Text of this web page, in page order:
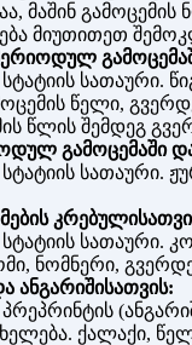
მაშინ
მიუთითეთ
სათაური.
წელი,
წლის შემდეგ
გამოცემაში
სტატიის სათაური.
სათაური.
ნომნერი,
ანგარიშისათვის:
ქალაქი,